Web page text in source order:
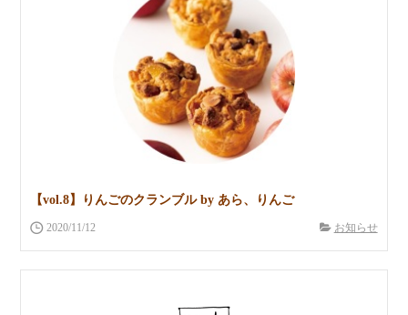
【vol.8】りんごのクランブル by あら、りんご
2020/11/12 お知らせ